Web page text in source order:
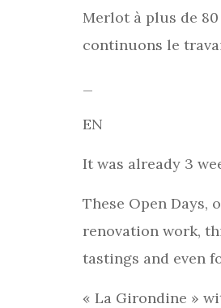
Merlot à plus de
continuons le
EN
It was already 3
These Open
renovation work,
tastings and even
« La Girondine »